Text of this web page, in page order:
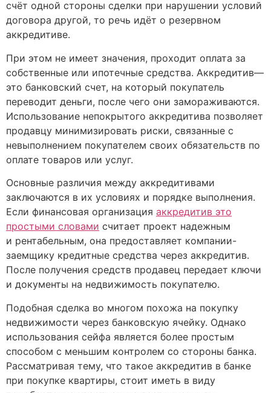
счёт одной стороны сделки при нарушении условий
договора другой, то речь идёт о резервном
аккредитиве.
При этом не имеет значения, проходит оплата за
собственные или ипотечные средства. Аккредитив—
это банковский счет, на который покупатель
переводит деньги, после чего они замораживаются.
Использование непокрытого аккредитива позволяет
продавцу минимизировать риски, связанные с
невыполнением покупателем своих обязательств по
оплате товаров или услуг.
Основные различия между аккредитивами
заключаются в их условиях и порядке выполнения.
Если финансовая организация аккредитив это
простыми словами считает проект надежным
и рентабельным, она предоставляет компании-
заемщику кредитные средства через аккредитив.
После получения средств продавец передает ключи
и документы на недвижимость покупателю.
Подобная сделка во многом похожа на покупку
недвижимости через банковскую ячейку. Однако
использования сейфа является более простым
способом с меньшим контролем со стороны банка.
Рассматривая тему, что такое аккредитив в банке
при покупке квартиры, стоит иметь в виду